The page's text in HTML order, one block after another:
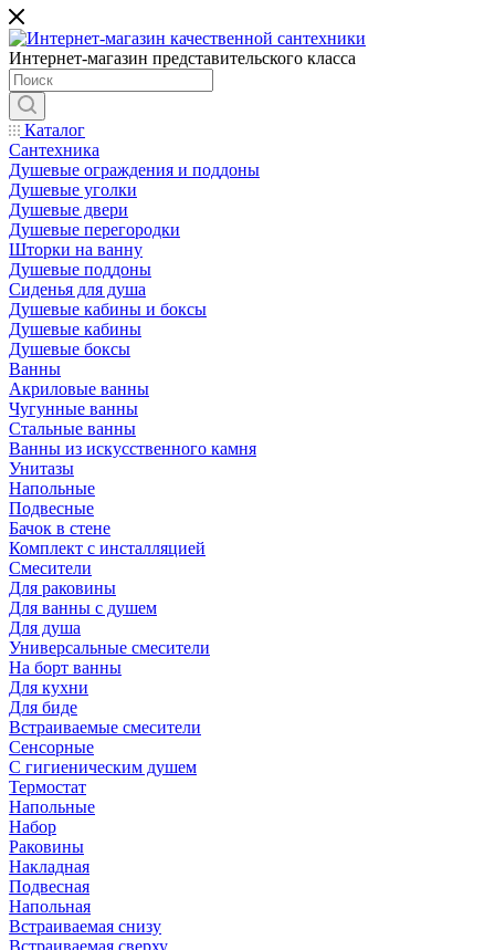
Интернет-магазин представительского класса
Каталог
Сантехника
Душевые ограждения и поддоны
Душевые уголки
Душевые двери
Душевые перегородки
Шторки на ванну
Душевые поддоны
Сиденья для душа
Душевые кабины и боксы
Душевые кабины
Душевые боксы
Ванны
Акриловые ванны
Чугунные ванны
Стальные ванны
Ванны из искусственного камня
Унитазы
Напольные
Подвесные
Бачок в стене
Комплект с инсталляцией
Смесители
Для раковины
Для ванны с душем
Для душа
Универсальные смесители
На борт ванны
Для кухни
Для биде
Встраиваемые смесители
Сенсорные
С гигиеническим душем
Термостат
Напольные
Набор
Раковины
Накладная
Подвесная
Напольная
Встраиваемая снизу
Встраиваемая сверху